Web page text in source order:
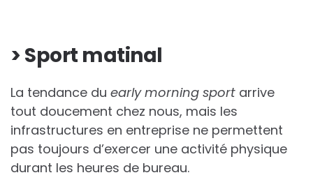
> Sport matinal
La tendance du early morning sport arrive
tout doucement chez nous, mais les
infrastructures en entreprise ne permettent
pas toujours d’exercer une activité physique
durant les heures de bureau.